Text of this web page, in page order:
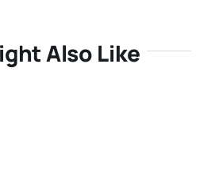
Also Like